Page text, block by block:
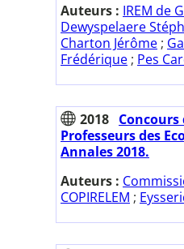
Auteurs : IREM de
Dewyspelaere
Charton Jérôme ;
Frédérique ; Pes
2018
Professeurs des
Annales 2018.
Auteurs :
COPIRELEM ;